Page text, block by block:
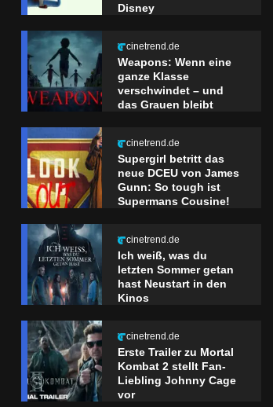
Disney
cinetrend.de
Weapons: Wenn eine
ganze Klasse
verschwindet – und
das Grauen bleibt
cinetrend.de
Supergirl betritt das
neue DCEU von James
Gunn: So tough ist
Supermans Cousine!
cinetrend.de
Ich weiß, was du
letzten Sommer getan
hast Neustart in den
Kinos
cinetrend.de
Erste Trailer zu Mortal
Kombat 2 stellt Fan-
Liebling Johnny Cage
vor